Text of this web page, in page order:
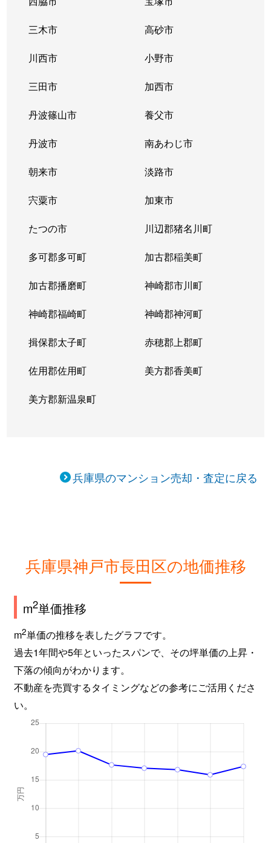
三木市 高砂市
川西市 小野市
三田市 加西市
丹波篠山市 養父市
丹波市 南あわじ市
朝来市 淡路市
宍粟市 加東市
たつの市 川辺郡猪名川町
多可郡多可町 加古郡稲美町
加古郡播磨町 神崎郡市川町
神崎郡福崎町 神崎郡神河町
揖保郡太子町 赤穂郡上郡町
佐用郡佐用町 美方郡香美町
美方郡新温泉町
兵庫県のマンション売却・査定に戻る
兵庫県神戸市長田区の地価推移
m2単価推移
m2単価の推移を表したグラフです。
過去1年間や5年といったスパンで、その坪単価の上昇・
下落の傾向がわかります。
不動産を売買するタイミングなどの参考にご活用くださ
い。